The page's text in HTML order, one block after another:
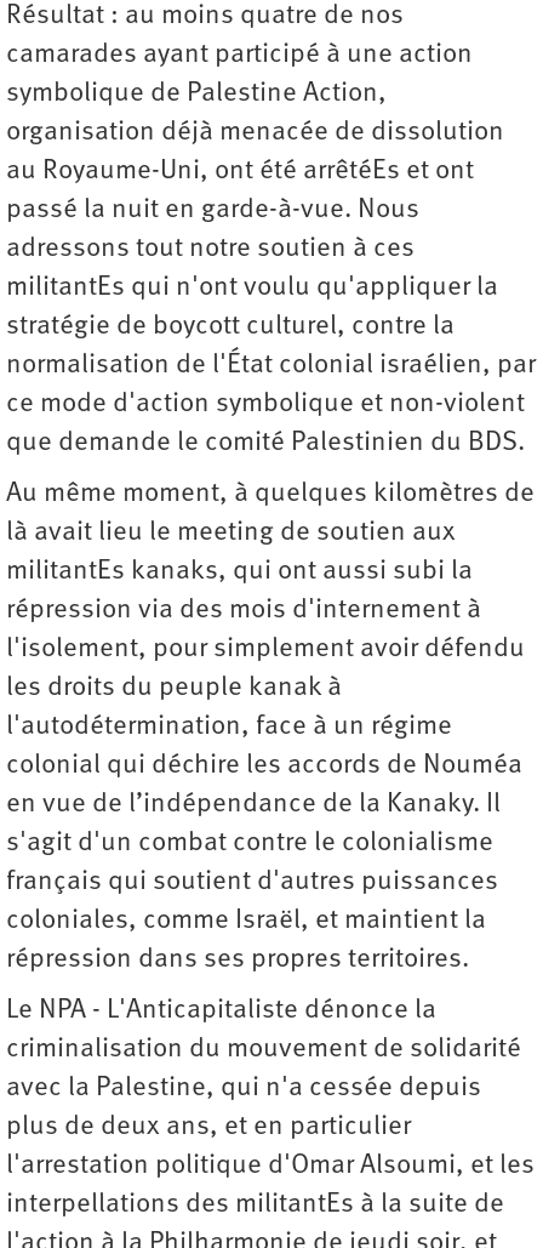
Résultat : au moins quatre de nos
camarades ayant participé à une action
symbolique de Palestine Action,
organisation déjà menacée de dissolution
au Royaume-Uni, ont été arrêtéEs et ont
passé la nuit en garde-à-vue. Nous
adressons tout notre soutien à ces
militantEs qui n'ont voulu qu'appliquer la
stratégie de boycott culturel, contre la
normalisation de l'État colonial israélien, par
ce mode d'action symbolique et non-violent
que demande le comité Palestinien du BDS.
Au même moment, à quelques kilomètres de
là avait lieu le meeting de soutien aux
militantEs kanaks, qui ont aussi subi la
répression via des mois d'internement à
l'isolement, pour simplement avoir défendu
les droits du peuple kanak à
l'autodétermination, face à un régime
colonial qui déchire les accords de Nouméa
en vue de l’indépendance de la Kanaky. Il
s'agit d'un combat contre le colonialisme
français qui soutient d'autres puissances
coloniales, comme Israël, et maintient la
répression dans ses propres territoires.
Le NPA - L'Anticapitaliste dénonce la
criminalisation du mouvement de solidarité
avec la Palestine, qui n'a cessée depuis
plus de deux ans, et en particulier
l'arrestation politique d'Omar Alsoumi, et les
interpellations des militantEs à la suite de